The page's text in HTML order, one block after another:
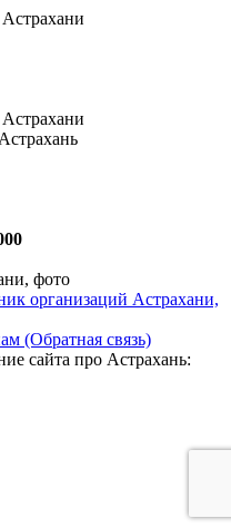
организаций Астрахани,
(Обратная связь)
сайта про Астрахань: